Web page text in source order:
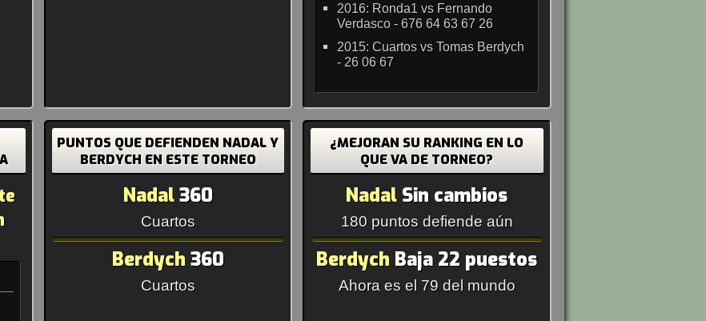
2016: Ronda1 vs Fernando
Verdasco - 676 64 63 67 26
2015: Cuartos vs Tomas Berdych
- 26 06 67
PUNTOS QUE DEFIENDEN NADAL Y
BERDYCH EN ESTE TORNEO
Nadal360
Cuartos
Berdych360
Cuartos
¿MEJORAN SU RANKING EN LO
QUE VA DE TORNEO?
Nadal Sin cambios
180 puntos defiende aún
Berdych Baja 22 puestos
Ahora es el 79 del mundo